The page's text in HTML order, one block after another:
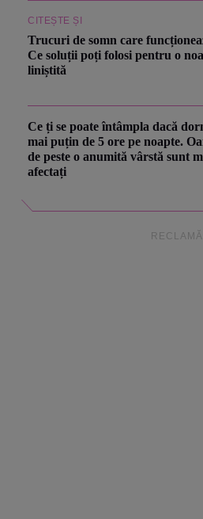
CITEȘTE ȘI
Trucuri de somn care
Ce soluții poți folosi pentru o
liniștită
Ce ți se poate întâmpla dacă
mai puțin de 5 ore pe noapte.
de peste o anumită vârstă sunt
afectați
RECLAMĂ